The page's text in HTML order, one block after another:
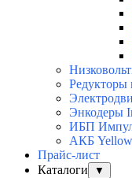
Редукторы
Энкодеры
ИБП
АКБ Yellow
Прайс-лист
Каталоги
▼